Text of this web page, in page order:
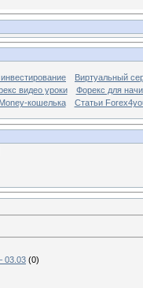
Виртуальный
видео уроки
Форекс для
кошелька
Статьи
03.03 (0)